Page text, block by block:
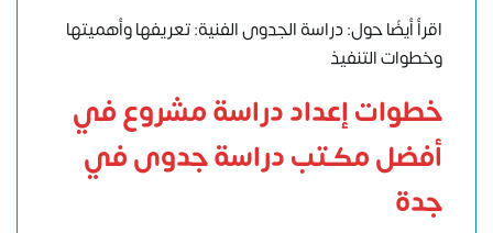
اقرأ أيضًا حول: دراسة الجدوى الفنية: تعريفها وأهميتها
وخطوات التنفيذ
خطوات إعداددراسة مشروعفي
أفضل مكتب دراسة جدوى في
جدة